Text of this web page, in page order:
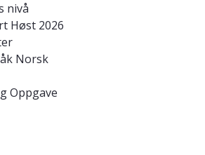
nivå
Høst 2026
Norsk
Oppgave